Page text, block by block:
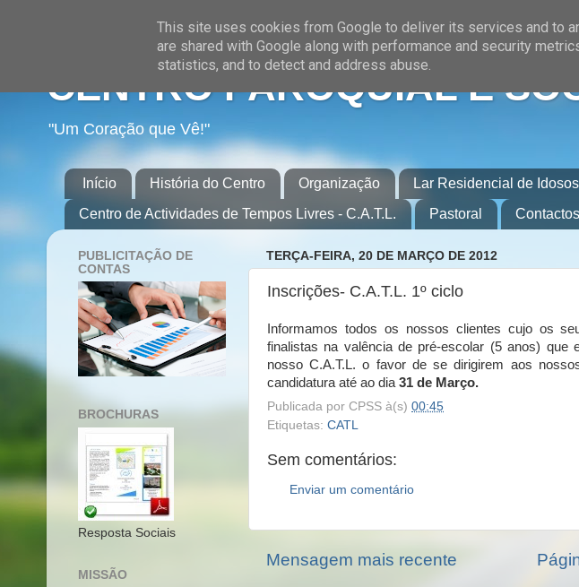
CENTRO PAROQUIAL E
"Um Coração que Vê!"
Início História do Centro Organização Lar Residencial de Idosos
Centro de Actividades de Tempos Livres - C.A.T.L.
Pastoral Contactos
TERÇA-FEIRA, 20 DE MARÇO DE 2012
Inscrições- C.A.T.L. 1º ciclo
Informamos todos os nossos clientes cujo os
finalistas na valência de pré-escolar (5 anos)
nosso C.A.T.L. o favor de se dirigirem aos
candidatura até ao dia 31 de Março.
Publicada por CPSS à(s) 00:45
Etiquetas: CATL
Sem comentários:
Enviar um comentário
Mensagem mais recente
PUBLICITAÇÃO DE
CONTAS
BROCHURAS
Resposta Sociais
MISSÃO
This site uses cookies from Google to deliver its services and to
are shared with Google along with performance and security
statistics, and to detect and address abuse.